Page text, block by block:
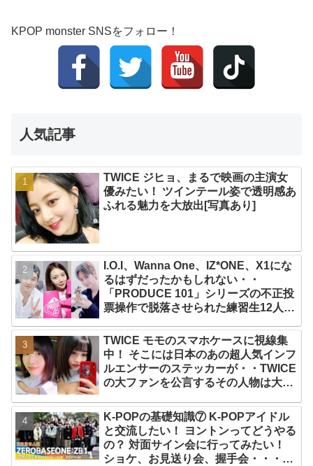
KPOP monster SNSをフォロー！
人気記事
TWICE ジヒョ、まるで映画の主演女
優みたい！ ツインテール姿で透明感あ
ふれる魅力を大放出[写真あり]
I.O.I、Wanna One、IZ*ONE、X1にな
るはずだったかもしれない・・
「PRODUCE 101」シリーズの不正投
票操作で脱落させられた練習生12人の
TWICE モモのスマホケースに視線集
中！ そこには日本のあの超人気インフ
ルエンサーのステッカーが・・TWICE
の大ファンを公言するその人物は大よ
と話題沸騰
K-POPの基礎知識⑦ K-POPアイドル
と交流したい！ ヨントンってどうやる
の？ 対面サイン会に行ってみたい！
ショケ、お見送り会、握手会・・・リ